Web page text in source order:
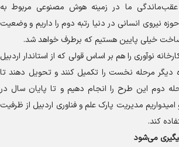
ما در زمینه هوش مصنوعی مربوط به
نیروی انسانی در دنیا رتبه دوم را داریم و وضعیت
خیلی پایین هستیم که برطرف خواهد شد.
نوآوری را هم بر اساس قولی که از استاندار اردبیل
دیگر مرحله نخست را تکمیل کنند و تحویل دهند تا
دوم این طرح را انجام دهیم و تا پایان سال در
امیدواریم مدیریت پارک علم و فناوری اردبیل از ظرفیت
کند.
می‌شود